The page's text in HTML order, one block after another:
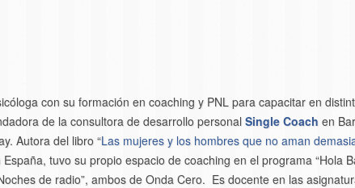
con su formación en coaching y PNL para capacitar en
de la consultora de desarrollo personal Single Coach en
Autora del libro “Las mujeres y los hombres que no aman
España, tuvo su propio espacio de coaching en el programa “Hola
de radio”, ambos de Onda Cero. Es docente en las